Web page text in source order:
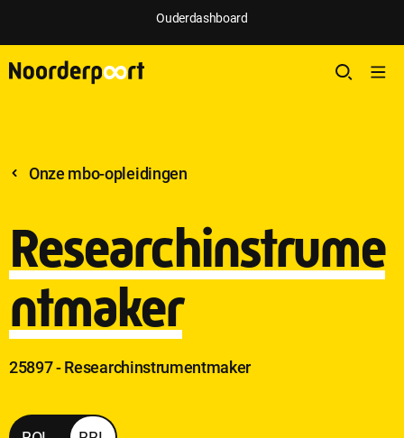
Ouderdashboard
Onze mbo-opleidingen
Researchinstrume
ntmaker
25897 - Researchinstrumentmaker